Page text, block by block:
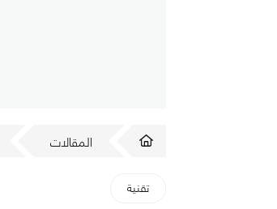
المقالات
تقنية